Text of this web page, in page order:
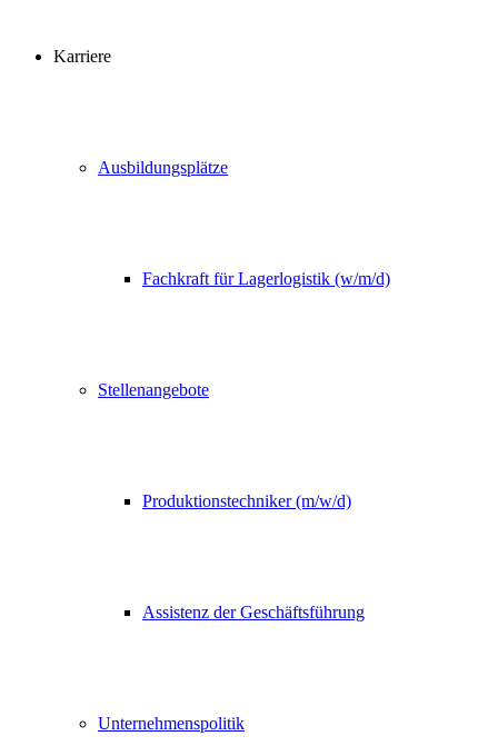
Karriere
Ausbildungsplätze
Fachkraft für Lagerlogistik (w/m/d)
Stellenangebote
Produktionstechniker (m/w/d)
Assistenz der Geschäftsführung
Unternehmenspolitik